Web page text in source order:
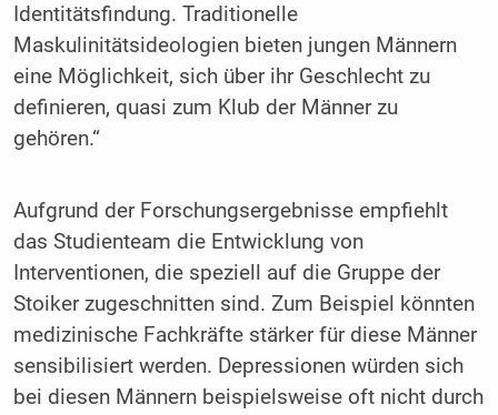
Identitätsfindung. Traditionelle
Maskulinitätsideologien bieten jungen Männern
eine Möglichkeit, sich über ihr Geschlecht zu
definieren, quasi zum Klub der Männer zu
gehören.“
Aufgrund der Forschungsergebnisse empfiehlt
das Studienteam die Entwicklung von
Interventionen, die speziell auf die Gruppe der
Stoiker zugeschnitten sind. Zum Beispiel könnten
medizinische Fachkräfte stärker für diese Männer
sensibilisiert werden. Depressionen würden sich
bei diesen Männern beispielsweise oft nicht durch